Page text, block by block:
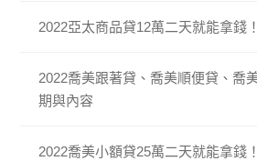
2022亞太商品貸12萬二天就能拿錢
2022喬美跟著貸、喬美順便貸、喬
期與內容
2022喬美小額貸25萬二天就能拿錢